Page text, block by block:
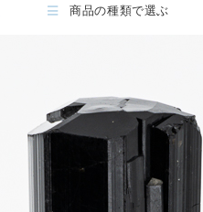
商品の種類で選ぶ